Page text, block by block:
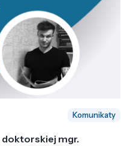
Komunikaty
mgr.